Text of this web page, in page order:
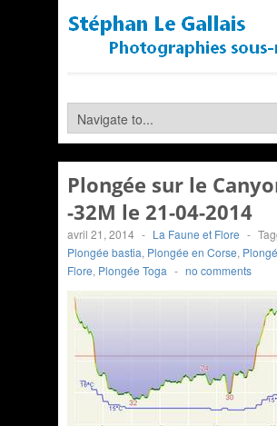
Plongée sur le
-32M le 21-04-2014
avril 21, 2014 - La Faune et Flore -
Plongée bastia, Plongée en Corse,
Flore, Plongée Toga - no comments